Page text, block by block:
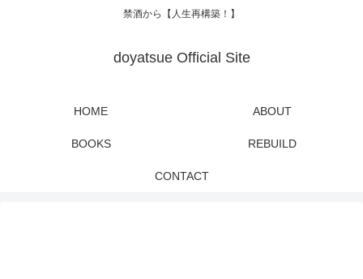
禁酒から【人生再構築！】
doyatsue Official Site
HOME ABOUT
BOOKS REBUILD
CONTACT